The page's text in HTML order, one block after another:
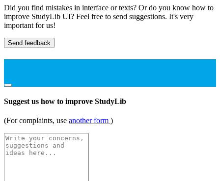
Did you find mistakes in interface or texts? Or do you know how to
improve StudyLib UI? Feel free to send suggestions. It's very
important for us!
Send feedback
Suggest us how to improve StudyLib
(For complaints, use another form )